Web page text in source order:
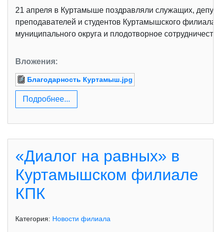
21 апреля в Куртамыше поздравляли служащих,
преподавателей и студентов Куртамышского
муниципального округа и плодотворное
Вложения:
Благодарность Куртамыш.jpg
Подробнее...
«Диалог на равных» в
Куртамышском филиале
КПК
Категория: Новости филиала